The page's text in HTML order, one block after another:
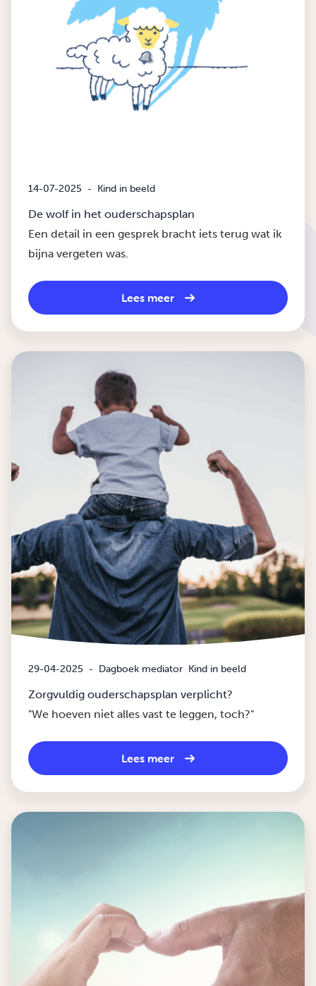
14-07-2025 - Kind in beeld
De wolf in het ouderschapsplan
Een detail in een gesprek bracht iets terug wat ik
bijna vergeten was.
Lees meer
29-04-2025 - Dagboek mediator Kind in beeld
Zorgvuldig ouderschapsplan verplicht?
"We hoeven niet alles vast te leggen, toch?"
Lees meer